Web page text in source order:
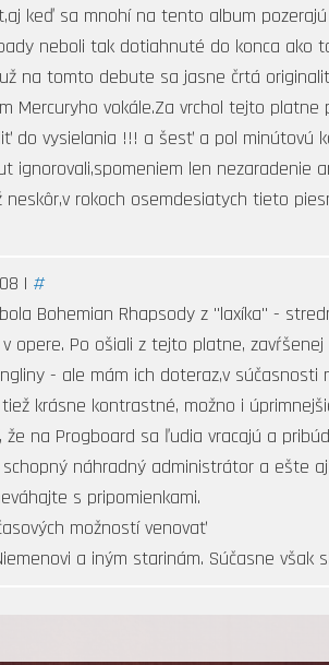
keď sa mnohí na tento album
neboli tak dotiahnuté do konca ako
na tomto debute sa jasne črtá
Mercuryho vokále.Za vrchol tejto
do vysielania !!! a šesť a pol minútovú
ignorovali,spomeniem len
neskôr,v rokoch osemdesiatych tieto
| #
Bohemian Rhapsody z "laxíka" -
opere. Po ošiali z tejto platne,
- ale mám ich doteraz,v súčasnosti
krásne kontrastné, možno i
že na Progboard sa ľudia vracajú a
schopný náhradný administrátor a ešte
s pripomienkami.
možností venovať
a iným starinám. Súčasne